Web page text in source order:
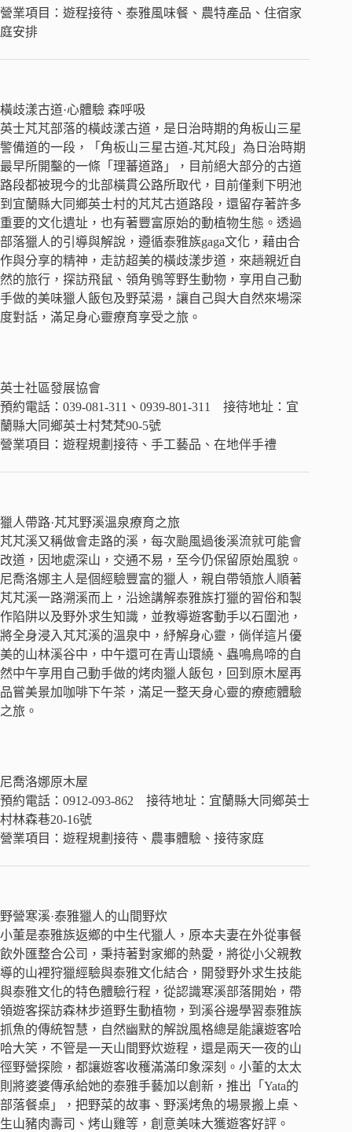
營業項目：遊程接待、泰雅風味餐、農特產品、住宿家
庭安排
橫歧漾古道·心體驗 森呼吸
英士芃芃部落的橫歧漾古道，是日治時期的角板山三星
警備道的一段，「角板山三星古道-芃芃段」為日治時期
最早所開鑿的一條「理蕃道路」，目前絕大部分的古道
路段都被現今的北部橫貫公路所取代，目前僅剩下明池
到宜蘭縣大同鄉英士村的芃芃古道路段，還留存著許多
重要的文化遺址，也有著豐富原始的動植物生態。透過
部落獵人的引導與解說，遵循泰雅族gaga文化，藉由合
作與分享的精神，走訪超美的橫歧漾步道，來趟親近自
然的旅行，探訪飛鼠、領角鴞等野生動物，享用自己動
手做的美味獵人飯包及野菜湯，讓自己與大自然來場深
度對話，滿足身心靈療育享受之旅。
英士社區發展協會
預約電話：039-081-311、0939-801-311 接待地址：宜
蘭縣大同鄉英士村梵梵90-5號
營業項目：遊程規劃接待、手工藝品、在地伴手禮
獵人帶路·芃芃野溪溫泉療育之旅
芃芃溪又稱做會走路的溪，每次颱風過後溪流就可能會
改道，因地處深山，交通不易，至今仍保留原始風貌。
尼喬洛娜主人是個經驗豐富的獵人，親自帶領旅人順著
芃芃溪一路溯溪而上，沿途講解泰雅族打獵的習俗和製
作陷阱以及野外求生知識，並教導遊客動手以石圍池，
將全身浸入芃芃溪的溫泉中，紓解身心靈，倘佯這片優
美的山林溪谷中，中午還可在青山環繞、蟲鳴鳥啼的自
然中午享用自己動手做的烤肉獵人飯包，回到原木屋再
品嘗美景加咖啡下午茶，滿足一整天身心靈的療癒體驗
之旅。
尼喬洛娜原木屋
預約電話：0912-093-862 接待地址：宜蘭縣大同鄉英士
村林森巷20-16號
營業項目：遊程規劃接待、農事體驗、接待家庭
野營寒溪·泰雅獵人的山間野炊
小董是泰雅族返鄉的中生代獵人，原本夫妻在外從事餐
飲外匯整合公司，秉持著對家鄉的熱愛，將從小父親教
導的山裡狩獵經驗與泰雅文化結合，開發野外求生技能
與泰雅文化的特色體驗行程，從認識寒溪部落開始，帶
領遊客探訪森林步道野生動植物，到溪谷邊學習泰雅族
抓魚的傳統智慧，自然幽默的解說風格總是能讓遊客哈
哈大笑，不管是一天山間野炊遊程，還是兩天一夜的山
徑野營探險，都讓遊客收穫滿滿印象深刻。小董的太太
則將婆婆傳承給她的泰雅手藝加以創新，推出「Yata的
部落餐桌」，把野菜的故事、野溪烤魚的場景搬上桌、
生山豬肉壽司、烤山雞等，創意美味大獲遊客好評。